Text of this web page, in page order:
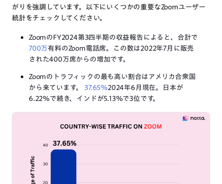
がりを強調しています。以下にいくつかの重要なZoomユーザー
統計をチェックしてください。
ZoomのFY2024第3四半期の収益報告によると、合計で
700万有料のZoom電話席。この数は2022年7月に販売
された400万席からの増加です。
Zoomのトラフィックの最も高い割合はアメリカ合衆国
から来ています。
37.65%2024年6月現在。日本が
6.22%で続き、インドが5.13%で3位です。